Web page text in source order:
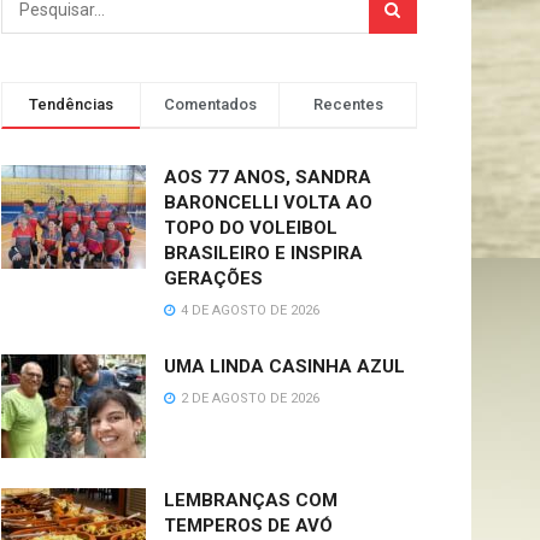
Tendências Comentados Recentes
AOS 77 ANOS, SANDRA
BARONCELLI VOLTA AO
TOPO DO VOLEIBOL
BRASILEIRO E INSPIRA
GERAÇÕES
4 DE AGOSTO DE 2026
UMA LINDA CASINHA AZUL
2 DE AGOSTO DE 2026
LEMBRANÇAS COM
TEMPEROS DE AVÓ